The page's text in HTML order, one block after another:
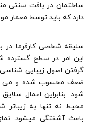
ساختمان در بافت سنتی
دارد که باید توسط معمار
سلیقه شخصی کارفرما در
این امر در سطح گسترده
گرفتن اصول زیبایی
ضعف محسوب شده و می
شود. بنابراین اعمال
محیط نه تنها به زیباتر
باعث آشفتگی میشود.